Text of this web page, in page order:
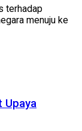
terhadap
menuju ke
Upaya